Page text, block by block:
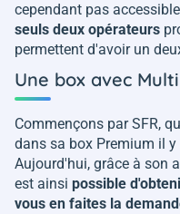
cependant pas
seuls deux opérateurs
permettent d'avoir un
Une box avec
Commençons par SFR,
dans sa box Premium il
Aujourd'hui, grâce à son
est ainsi possible
vous en faites la